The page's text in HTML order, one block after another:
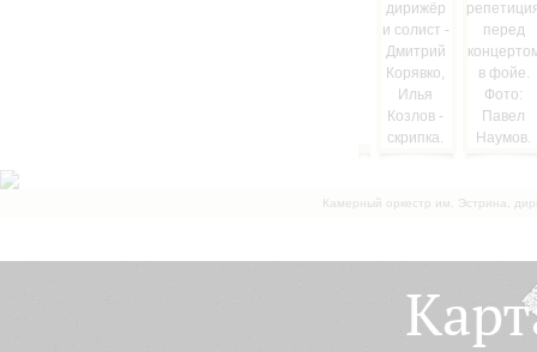
Камерный оркестр им. Эстрина,